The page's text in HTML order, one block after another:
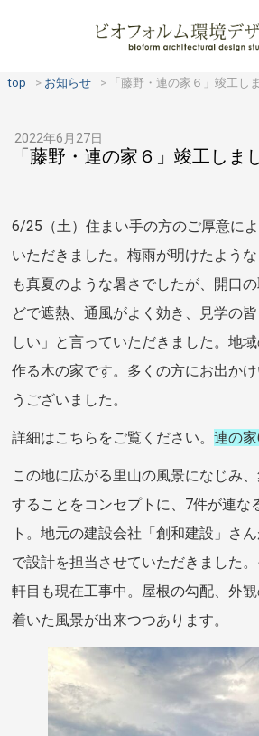
top お知らせ 「藤野・連の家６」竣工し
2022年6月27日
「藤野・連の家６」竣工しま
6/25（土）住まい手の方のご厚意に
いただきました。梅雨が明けたよう
も真夏のような暑さでしたが、開口
どで遮熱、通風がよく効き、見学の
しい」と言っていただきました。地
作る木の家です。多くの方にお出か
うございました。
詳細はこちらをご覧ください。連の
この地に広がる里山の風景になじみ
することをコンセプトに、7件が連な
ト。地元の建設会社「創和建設」さ
で設計を担当させていただきました
軒目も現在工事中。屋根の勾配、外
着いた風景が出来つつあります。